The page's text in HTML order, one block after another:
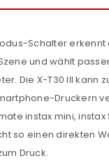
Schalter
und wählt
Die X-T30 III kann
Druckern
instax mini, instax
so einen direkten
Druck.